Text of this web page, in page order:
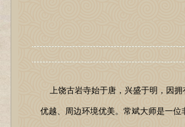
上饶古岩寺始于唐，兴盛于明，因拥
优越、周边环境优美。常斌大师是一